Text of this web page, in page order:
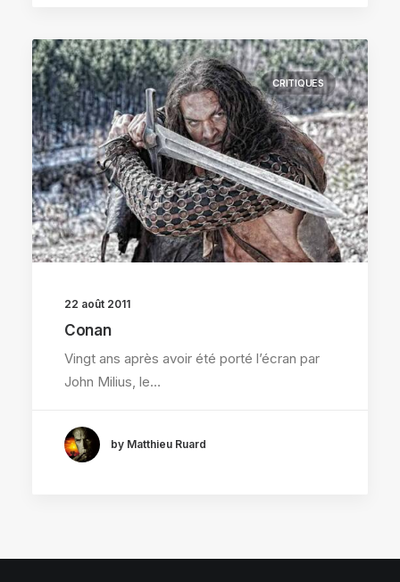
CRITIQUES
22 août 2011
Conan
Vingt ans après avoir été porté l’écran par
John Milius, le…
by Matthieu Ruard